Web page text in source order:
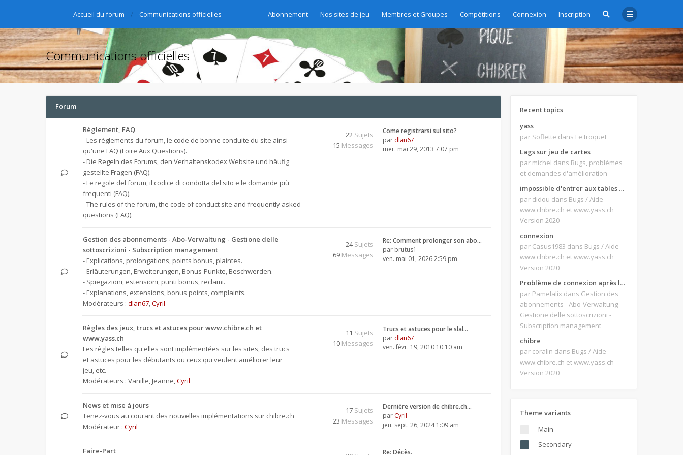
Abonnement Nos sites de jeu Membres et Groupes Compétitions Connexion Inscription
Accueil du forum Communications officielles
Communications officielles
Forum
Règlement, FAQ
- Les règlements du forum, le code de bonne conduite du site ainsi
qu'une FAQ (Foire Aux Questions).
- Die Regeln des Forums, den Verhaltenskodex Website und häufig
gestellte Fragen (FAQ).
- Le regole del forum, il codice di condotta del sito e le domande più
frequenti (FAQ).
- The rules of the forum, the code of conduct site and frequently asked
questions (FAQ).
22 Sujets
15 Messages
Come registrarsi sul sito?
par dlan67
mer. mai 29, 2013 7:07 pm
Gestion des abonnements - Abo-Verwaltung - Gestione delle
sottoscrizioni - Subscription management
- Explications, prolongations, points bonus, plaintes.
- Erläuterungen, Erweiterungen, Bonus-Punkte, Beschwerden.
- Spiegazioni, estensioni, punti bonus, reclami.
- Explanations, extensions, bonus points, complaints.
Modérateurs : dlan67,Cyril
24Sujets
69 Messages
Re: Comment prolonger son abo…
par brutus1
ven. mai 01, 2026 2:59 pm
Règles des jeux, trucs et astuces pour www.chibre.ch et
www.yass.ch
Les règles telles qu'elles sont implémentées sur les sites, des trucs
et astuces pour les débutants ou ceux qui veulent améliorer leur
jeu, etc.
Modérateurs : Vanille, Jeanne,Cyril
11 Sujets
10 Messages
Trucs et astuces pour le slal…
par dlan67
ven. févr. 19, 2010 10:10 am
News et mise à jours
Tenez-vous au courant des nouvelles implémentations sur chibre.ch
Modérateur : Cyril
17 Sujets
23 Messages
Dernière version de chibre.ch…
par Cyril
jeu. sept. 26, 2024 1:09 am
Faire-Part Re: Décès.
Recent topics
yass
par Soflette dans Le troquet
Lags sur jeu de cartes
par michel dans Bugs, problèmes
et demandes d'amélioration
impossible d'entrer aux tables de jeux
par didou dans Bugs / Aide -
www.chibre.ch et www.yass.ch
Version 2020
connexion
par Casus1983 dans Bugs / Aide -
www.chibre.ch et www.yass.ch
Version 2020
Problème de connexion après le changement d'adresse e-mail.
par Pamelalix dans Gestion des
abonnements - Abo-Verwaltung -
Gestione delle sottoscrizioni -
Subscription management
chibre
par coralin dans Bugs / Aide -
www.chibre.ch et www.yass.ch
Version 2020
Theme variants
Main
Secondary